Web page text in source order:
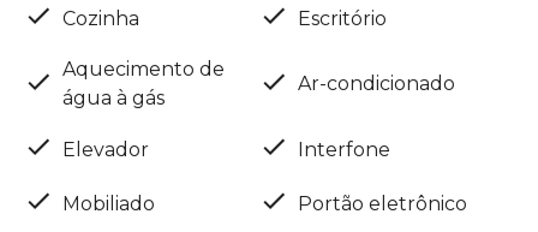
Cozinha Escritório
Aquecimento de
água à gás
Ar-condicionado
Elevador Interfone
Mobiliado Portão eletrônico